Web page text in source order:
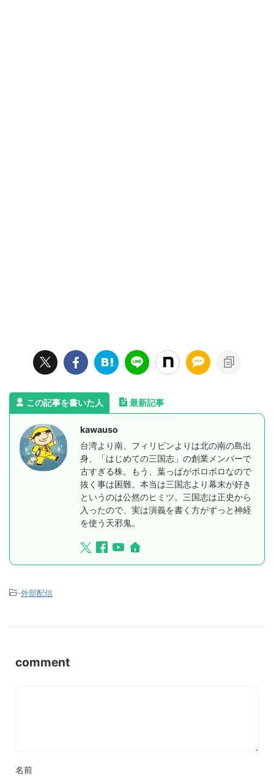
この記事を書いた人 最新記事
kawauso
台湾より南、フィリピンよりは北の南の島出
身、「はじめての三国志」の創業メンバーで
古すぎる株。もう、葉っぱがボロボロなので
抜く事は困難。本当は三国志より幕末が好き
というのは公然のヒミツ。三国志は正史から
入ったので、実は演義を書く方がずっと神経
を使う天邪鬼。
-外部配信
comment
名前